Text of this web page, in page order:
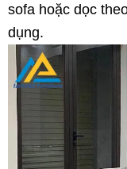
sofa hoặc dọc
dụng.